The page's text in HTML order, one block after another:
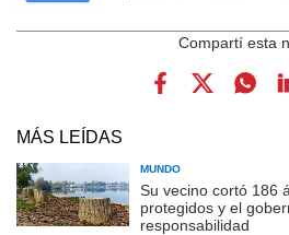
MÁS LEÍDAS
MUNDO
Su vecino cortó 186
protegidos y el
responsabilidad